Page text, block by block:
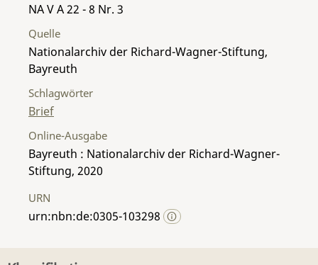
NA V A 22 - 8 Nr. 3
Quelle
Nationalarchiv der Richard-Wagner-Stiftung,
Bayreuth
Schlagwörter
Brief
Online-Ausgabe
Bayreuth : Nationalarchiv der Richard-Wagner-
Stiftung, 2020
URN
urn:nbn:de:0305-103298